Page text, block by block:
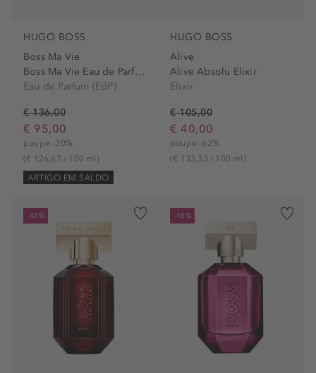
HUGO BOSS
Boss Ma Vie
Boss Ma Vie Eau de Parfum
Eau de Parfum (EdP)
€ 136,00
€ 95,00
poupe -30%
(€ 126,67 / 100 ml)
ARTIGO EM SALDO
HUGO BOSS
Alive
Alive Absolu Elixir
Elixir
€ 105,00
€ 40,00
poupe -62%
(€ 133,33 / 100 ml)
-45% -45%